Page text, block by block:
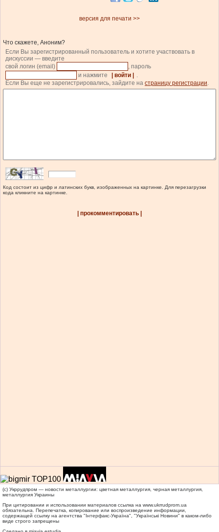
версия для печати >>
Что скажете, Аноним?
Если Вы зарегистрированный пользователь и хотите участвовать в
дискуссии — введите
свой логин (email)
, пароль
и нажмите
| войти |
.
Если Вы еще не зарегистрировались, зайдите на страницу регистрации.
Код состоит из цифр и латинских букв, изображенных на картинке. Для перезагрузки
кода кликните на картинке.
| прокомментировать |
(c) Укррудпром — новости металлургии: цветная металлургия, черная металлургия,
металлургия Украины
При цитировании и использовании материалов ссылка на www.ukrrudprom.ua
обязательна. Перепечатка, копирование или воспроизведение информации,
содержащей ссылку на агентства "Iнтерфакс-Україна", "Українськi Новини" в каком-либо
виде строго запрещены